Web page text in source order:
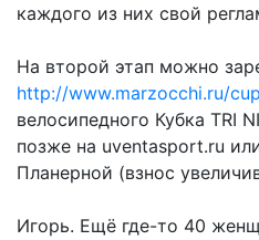
каждого из них свой
На второй этап можно
http://www.marzocchi.ru/
велосипедного Кубка TRI
позже на uventasport.ru
Планерной (взнос
Игорь. Ещё где-то 40